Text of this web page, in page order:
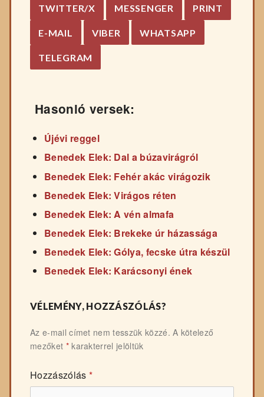
TWITTER/X MESSENGER PRINT
E-MAIL VIBER WHATSAPP
TELEGRAM
Hasonló versek:
Újévi reggel
Benedek Elek: Dal a búzavirágról
Benedek Elek: Fehér akác virágozik
Benedek Elek: Virágos réten
Benedek Elek: A vén almafa
Benedek Elek: Brekeke úr házassága
Benedek Elek: Gólya, fecske útra készül
Benedek Elek: Karácsonyi ének
VÉLEMÉNY, HOZZÁSZÓLÁS?
Az e-mail címet nem tesszük közzé. A kötelező
mezőket *karakterrel jelöltük
Hozzászólás *